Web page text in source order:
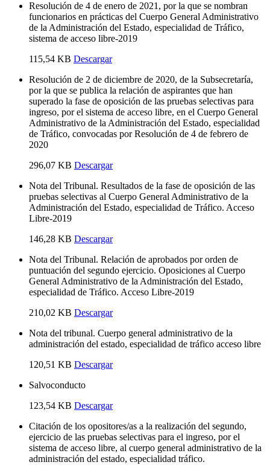
Resolución de 4 de enero de 2021, por la que se nombran
funcionarios en prácticas del Cuerpo General Administrativo
de la Administración del Estado, especialidad de Tráfico,
sistema de acceso libre-2019
115,54 KB Descargar
Resolución de 2 de diciembre de 2020, de la Subsecretaría,
por la que se publica la relación de aspirantes que han
superado la fase de oposición de las pruebas selectivas para
ingreso, por el sistema de acceso libre, en el Cuerpo General
Administrativo de la Administración del Estado, especialidad
de Tráfico, convocadas por Resolución de 4 de febrero de
2020
296,07 KB Descargar
Nota del Tribunal. Resultados de la fase de oposición de las
pruebas selectivas al Cuerpo General Administrativo de la
Administración del Estado, especialidad de Tráfico. Acceso
Libre-2019
146,28 KB Descargar
Nota del Tribunal. Relación de aprobados por orden de
puntuación del segundo ejercicio. Oposiciones al Cuerpo
General Administrativo de la Administración del Estado,
especialidad de Tráfico. Acceso Libre-2019
210,02 KB Descargar
Nota del tribunal. Cuerpo general administrativo de la
administración del estado, especialidad de tráfico acceso libre
120,51 KB Descargar
Salvoconducto
123,54 KB Descargar
Citación de los opositores/as a la realización del segundo,
ejercicio de las pruebas selectivas para el ingreso, por el
sistema de acceso libre, al cuerpo general administrativo de la
administración del estado, especialidad tráfico.